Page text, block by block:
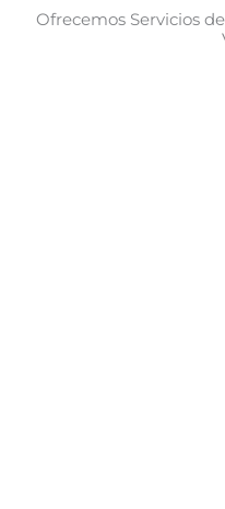
Ofrecemos Servicios